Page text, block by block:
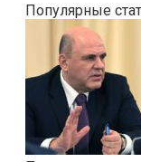
Популярные